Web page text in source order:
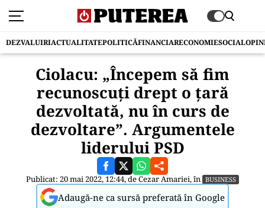
DEZVALUIRIACTUALITATEPOLITICĂFINANCIARECONOMIESOCIAL
Ciolacu: „Începem să fim
recunoscuţi drept o ţară
dezvoltată, nu în curs de
dezvoltare”. Argumentele
liderului PSD
Publicat: 20 mai 2022, 12:44, deCezar Amariei, în BUSINESS
Adaugă-ne ca sursă preferată în Google